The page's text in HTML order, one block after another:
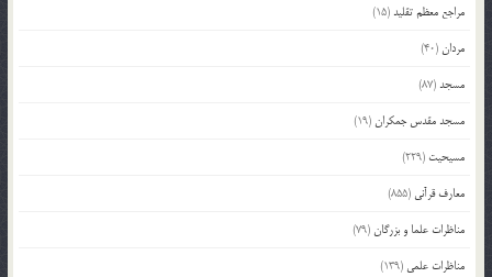
مراجع معظم تقلید(15)
مردان(40)
مسجد(87)
مسجد مقدس جمکران(19)
مسیحیت (229)
معارف قرآنی (855)
مناظرات علما و بزرگان(79)
مناظرات علمی (139)